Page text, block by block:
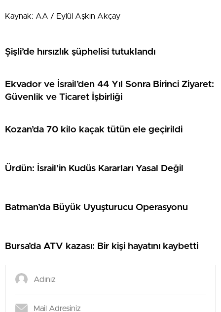
Kaynak: AA / Eylül Aşkın Akçay
Şişli’de hırsızlık şüphelisi tutuklandı
Ekvador ve İsrail’den 44 Yıl Sonra Birinci Ziyaret:
Güvenlik ve Ticaret İşbirliği
Kozan’da 70 kilo kaçak tütün ele geçirildi
Ürdün: İsrail’in Kudüs Kararları Yasal Değil
Batman’da Büyük Uyuşturucu Operasyonu
Bursa’da ATV kazası: Bir kişi hayatını kaybetti